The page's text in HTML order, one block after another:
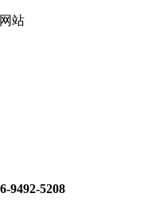
站
9492-5208